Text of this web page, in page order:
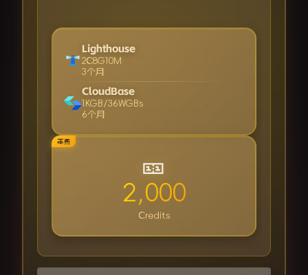
Lighthouse
2C8G10M
3个月
CloudBase
1KGB/36WGBs
6个月
年费
🎫
2,000
Credits